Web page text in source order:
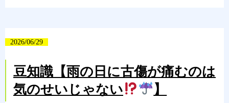
2026/06/29
豆知識【雨の日に古傷が痛むのは
気のせいじゃない
】